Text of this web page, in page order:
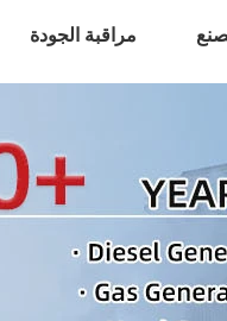
مراقبة الجودة